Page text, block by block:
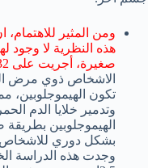
ومن المثير للاهتمام،
هذه النظرية لا وجود
صغيرة، أجريت على 32 مرضى الثلاسيميا.
الاشخاص ذوي مرض
تكون الهيموجلوبين،
وتدمير خلايا الدم
الهيموجلوبين
بشكل دوري للاشخاص
وجدت هذه الدراسة